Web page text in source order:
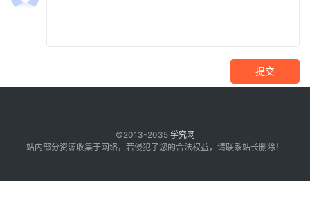
提交
©2013-2035 学究网
站内部分资源收集于网络，若侵犯了您的合法权益，请联系站长删除！